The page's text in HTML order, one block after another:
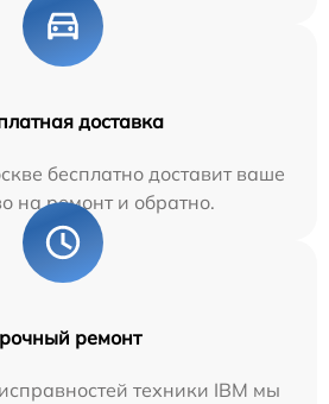
доставка
бесплатно доставит ваше
на ремонт и обратно.
ремонт
техники IBM мы